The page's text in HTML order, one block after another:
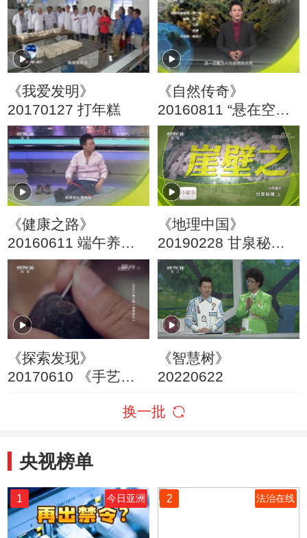
《我爱发明》
20170127 打年糕
《自然传奇》
20160811 “悬在空
中”的村落
《健康之路》
20160611 端午养生
（下）
《地理中国》
20190228 甘泉秘境
（上）
《探索发现》
20170610 《手艺》
《智慧树》
20220622
换一批
央视榜单
1 今日亚洲 2 法治在线